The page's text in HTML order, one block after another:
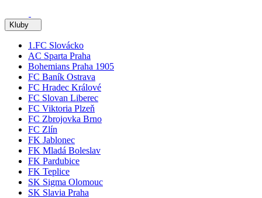
Kluby
1.FC Slovácko
AC Sparta Praha
Bohemians Praha 1905
FC Baník Ostrava
FC Hradec Králové
FC Slovan Liberec
FC Viktoria Plzeň
FC Zbrojovka Brno
FC Zlín
FK Jablonec
FK Mladá Boleslav
FK Pardubice
FK Teplice
SK Sigma Olomouc
SK Slavia Praha